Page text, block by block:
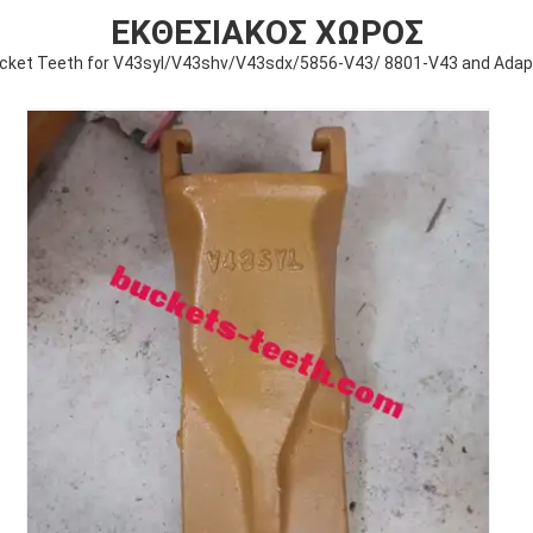
ΕΚΘΕΣΙΑΚΌΣ ΧΏΡΟΣ
Teeth for V43syl/V43shv/V43sdx/5856-V43/ 8801-V43 and